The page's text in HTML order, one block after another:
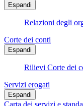
Espandi
Relazioni degli
Corte dei conti
Espandi
Rilievi Corte dei
Servizi erogati
Espandi
Carta dei servizi e